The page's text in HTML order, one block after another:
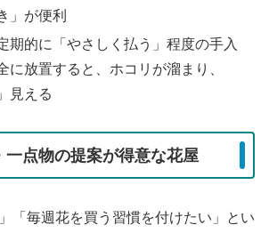
」が便利
期的に「やさしく払う」程度の手入
に放置すると、ホコリが溜まり、
見える
一点物の提案が得意な花屋
「毎週花を買う習慣を付けたい」とい